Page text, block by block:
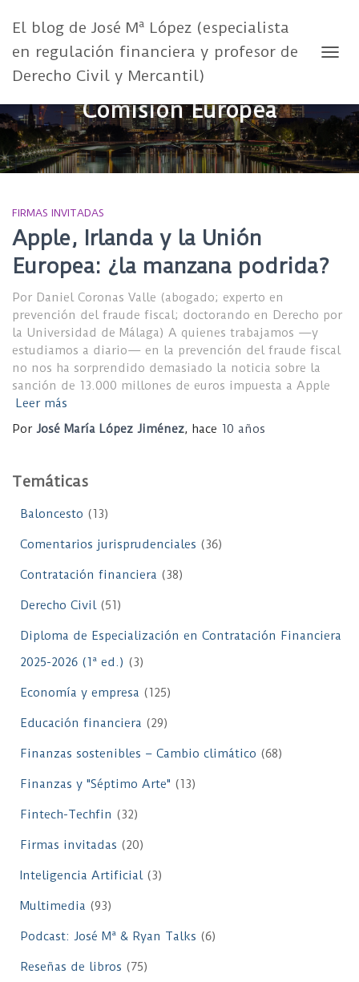
El blog de José Mª López (especialista
en regulación financiera y profesor de
Derecho Civil y Mercantil)
Comisión Europea
FIRMAS INVITADAS
Apple, Irlanda y la Unión
Europea: ¿la manzana podrida?
Por Daniel Coronas Valle (abogado; experto en
prevención del fraude fiscal; doctorando en Derecho por
la Universidad de Málaga) A quienes trabajamos —y
estudiamos a diario— en la prevención del fraude fiscal
no nos ha sorprendido demasiado la noticia sobre la
sanción de 13.000 millones de euros impuesta a Apple
Leer más
Por José María López Jiménez, hace 10 años
Temáticas
Baloncesto (13)
Comentarios jurisprudenciales (36)
Contratación financiera (38)
Derecho Civil(51)
Diploma de Especialización en Contratación Financiera
2025-2026 (1ª ed.) (3)
Economía y empresa (125)
Educación financiera (29)
Finanzas sostenibles – Cambio climático (68)
Finanzas y "Séptimo Arte" (13)
Fintech-Techfin (32)
Firmas invitadas (20)
Inteligencia Artificial(3)
Multimedia (93)
Podcast: José Mª & Ryan Talks (6)
Reseñas de libros (75)